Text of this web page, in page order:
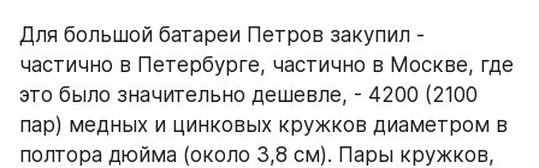
Для большой батареи Петров закупил -
частично в Петербурге, частично в Москве, где
это было значительно дешевле, - 4200 (2100
пар) медных и цинковых кружков диаметром в
полтора дюйма (около 3,8 см). Пары кружков,